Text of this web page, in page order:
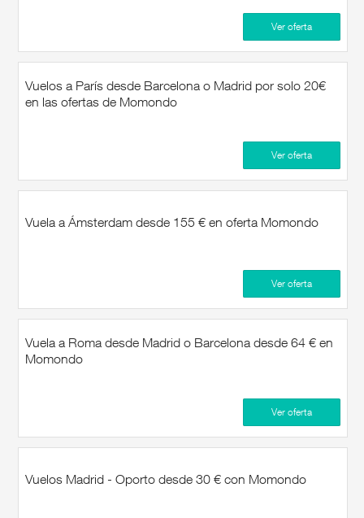
Ver oferta
Vuelos a París desde Barcelona o Madrid por solo 20€
en las ofertas de Momondo
Ver oferta
Vuela a Ámsterdam desde 155 € en oferta Momondo
Ver oferta
Vuela a Roma desde Madrid o Barcelona desde 64 € en
Momondo
Ver oferta
Vuelos Madrid - Oporto desde 30 € con Momondo